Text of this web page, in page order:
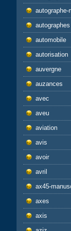
autographe-
autographes
automobile
autorisation
auvergne
auzances
avec
aveu
aviation
avis
avoir
avril
ax45-
axes
axis